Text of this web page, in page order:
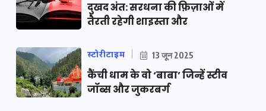
दुखद अंत: सरधना की फ़िज़ाओं में
तैरती रहेगी शाइस्ता और
स्टोरीटाइम 13 जून 2025
कैंची धाम के वो ‘बाबा’ जिन्हें स्टीव
जॉब्स और जुकरबर्ग